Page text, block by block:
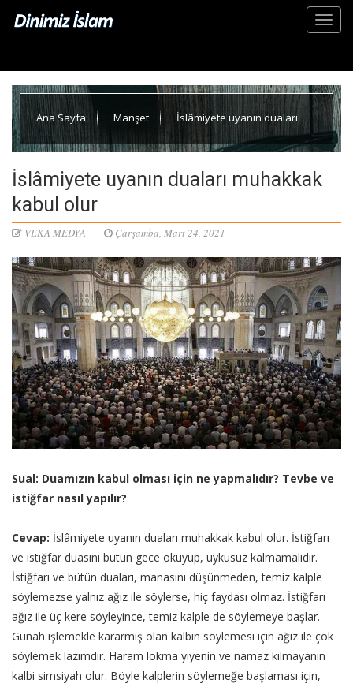
Ana Sayfa Manşet İslâmiyete uyanın duaları
İslâmiyete uyanın duaları muhakkak
kabul olur
VEKA MEDYA Çarşamba, Mart 24, 2021
Sual: Duamızın kabul olması için ne yapmalıdır? Tevbe ve
istiğfar nasıl yapılır?
Cevap: İslâmiyete uyanın duaları muhakkak kabul olur. İstiğfarı
ve istiğfar duasını bütün gece okuyup, uykusuz kalmamalıdır.
İstiğfarı ve bütün duaları, manasını düşünmeden, temiz kalple
söylemezse yalnız ağız ile söylerse, hiç faydası olmaz. İstiğfarı
ağız ile üç kere söyleyince, temiz kalple de söylemeye başlar.
Günah işlemekle kararmış olan kalbin söylemesi için ağız ile çok
söylemek lazımdır. Haram lokma yiyenin ve namaz kılmayanın
kalbi simsiyah olur. Böyle kalplerin söylemeğe başlaması için,